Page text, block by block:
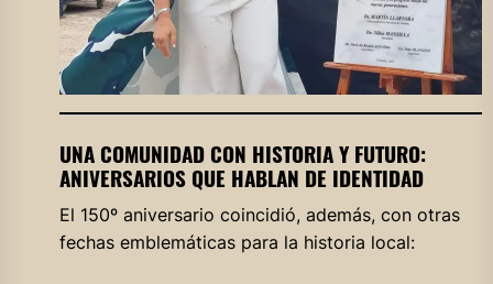
UNA COMUNIDAD CON HISTORIA Y FUTURO:
ANIVERSARIOS QUE HABLAN DE IDENTIDAD
El 150º aniversario coincidió, además, con otras
fechas emblemáticas para la historia local: